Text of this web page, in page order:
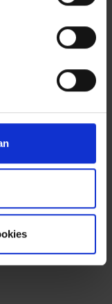
burgerschap
moeten hen
deel te
leest
van de